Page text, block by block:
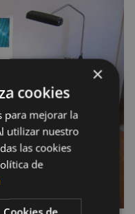
×
cookies
para mejorar la
utilizar nuestro
las cookies
de